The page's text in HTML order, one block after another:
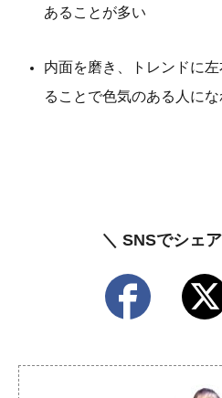
あることが多い
内面を磨き、トレンドに
ることで色気のある人にな
＼ SNSでシェ